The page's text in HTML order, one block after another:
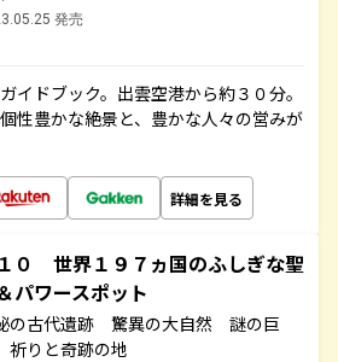
発売
イドブック。出雲空港から約３０分。
性豊かな絶景と、豊かな人々の営みが
詳細を見る
０ 世界１９７ヵ国のふしぎな聖
パワースポット
の古代遺跡 驚異の大自然 謎の巨
りと奇跡の地